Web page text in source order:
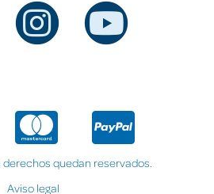
derechos quedan reservados.
Aviso legal